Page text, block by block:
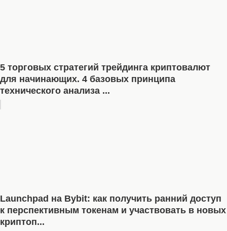
5 торговых стратегий трейдинга криптовалют
для начинающих. 4 базовых принципа
технического анализа ...
Launchpad на Bybit: как получить ранний доступ
к перспективным токенам и участвовать в новых
криптоп...